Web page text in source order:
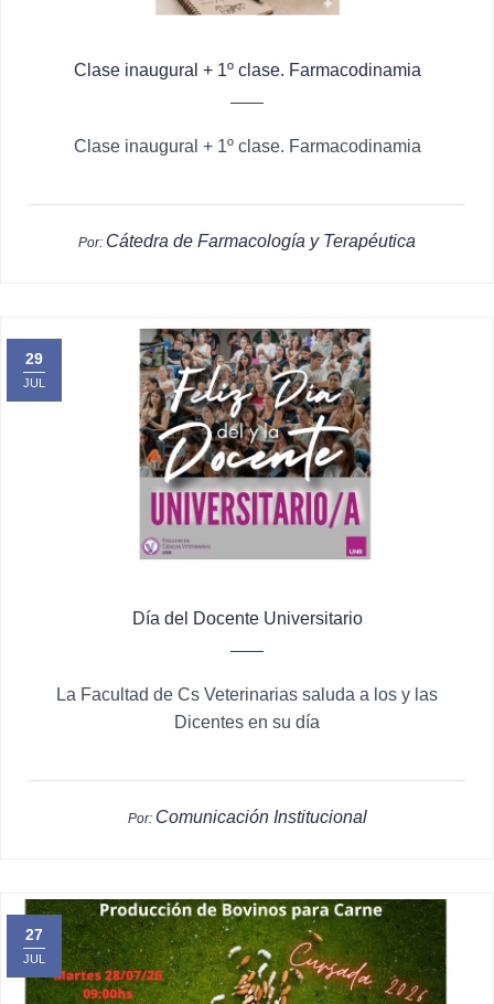
Clase inaugural + 1º clase. Farmacodinamia
Clase inaugural + 1º clase. Farmacodinamia
Por: Cátedra de Farmacología y Terapéutica
29
JUL
Día del Docente Universitario
La Facultad de Cs Veterinarias saluda a los y las
Dicentes en su día
Por: Comunicación Institucional
27
JUL